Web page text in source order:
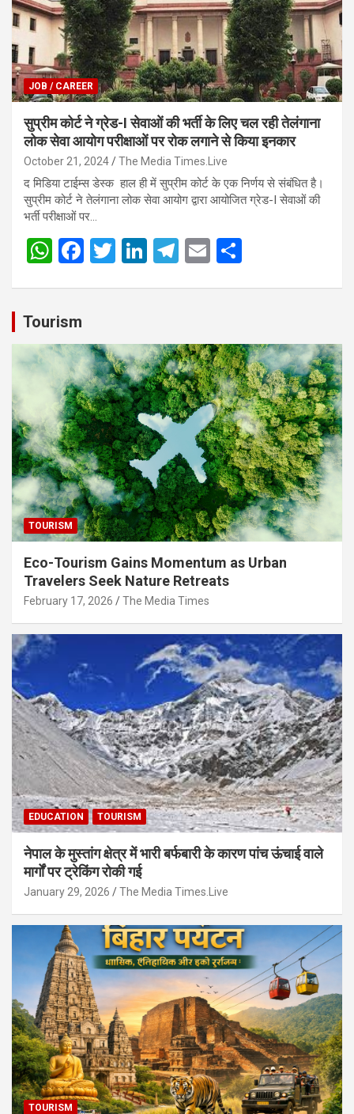
p k
JOB / CAREER
सुप्रीम कोर्ट ने ग्रेड-I सेवाओं की भर्ती के लिए चल रही तेलंगाना
लोक सेवा आयोग परीक्षाओं पर रोक लगाने से किया इनकार
October 21, 2024 The Media Times.Live
द मिडिया टाईम्स डेस्क हाल ही में सुप्रीम कोर्ट के एक निर्णय से संबंधित है।
सुप्रीम कोर्ट ने तेलंगाना लोक सेवा आयोग द्वारा आयोजित ग्रेड-I सेवाओं की
भर्ती परीक्षाओं पर…
W
s
A
p
p
F
o
o
k
T
Li
n
T
a
m
E
Tourism
TOURISM
Eco-Tourism Gains Momentum as Urban
Travelers Seek Nature Retreats
February 17, 2026 The Media Times
EDUCATION TOURISM
नेपाल के मुस्तांग क्षेत्र में भारी बर्फबारी के कारण पांच ऊंचाई वाले
मार्गों पर ट्रेकिंग रोकी गई
January 29, 2026 The Media Times.Live
TOURISM